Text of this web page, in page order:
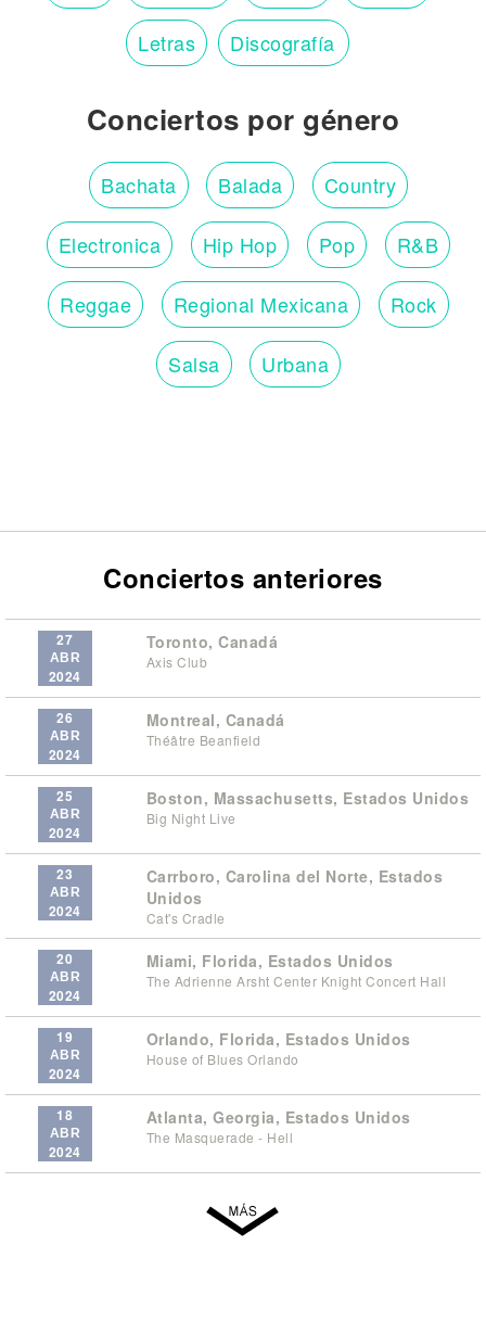
Letras Discografía
Conciertos por género
Bachata Balada Country
Electronica Hip Hop Pop R&B
Reggae Regional Mexicana Rock
Salsa Urbana
Conciertos anteriores
27
ABR
2024
Toronto, Canadá
Axis Club
26
ABR
2024
Montreal, Canadá
Théâtre Beanfield
25
ABR
2024
Boston, Massachusetts, Estados Unidos
Big Night Live
23
ABR
2024
Carrboro, Carolina del Norte, Estados
Unidos
Cat's Cradle
20
ABR
2024
Miami, Florida, Estados Unidos
The Adrienne Arsht Center Knight Concert Hall
19
ABR
2024
Orlando, Florida, Estados Unidos
House of Blues Orlando
18
ABR
2024
Atlanta, Georgia, Estados Unidos
The Masquerade - Hell